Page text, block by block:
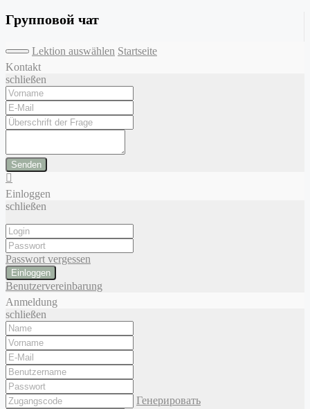
Групповой чат
Lektion auswählen Startseite
Kontakt
schließen
Senden
Einloggen
schließen
Passwort vergessen
Einloggen
Benutzervereinbarung
Anmeldung
schließen
Генерировать